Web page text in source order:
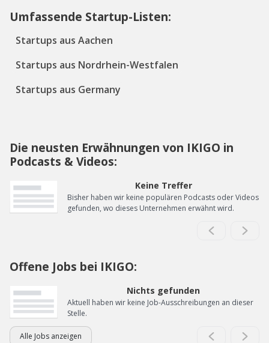
Umfassende Startup-Listen:
Startups aus Aachen
Startups aus Nordrhein-Westfalen
Startups aus Germany
Die neusten Erwähnungen von IKIGO in
Podcasts & Videos:
Keine Treffer
Bisher haben wir keine populären Podcasts oder Videos
gefunden, wo dieses Unternehmen erwähnt wird.
Offene Jobs bei IKIGO:
Nichts gefunden
Aktuell haben wir keine Job-Ausschreibungen an dieser
Stelle.
Alle Jobs anzeigen